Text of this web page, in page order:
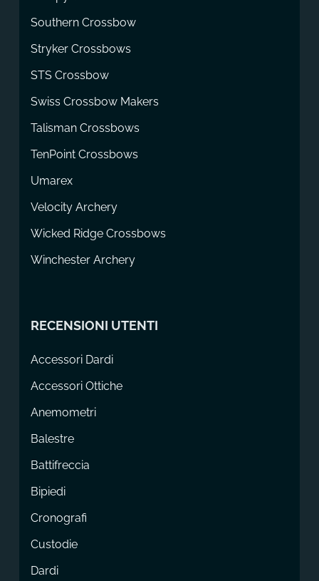
Southern Crossbow
Stryker Crossbows
STS Crossbow
Swiss Crossbow Makers
Talisman Crossbows
TenPoint Crossbows
Umarex
Velocity Archery
Wicked Ridge Crossbows
Winchester Archery
RECENSIONI UTENTI
Accessori Dardi
Accessori Ottiche
Anemometri
Balestre
Battifreccia
Bipiedi
Cronografi
Custodie
Dardi